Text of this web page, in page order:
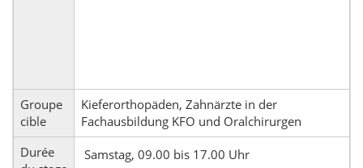
Groupe
cible
Kieferorthopäden, Zahnärzte in der
Fachausbildung KFO und Oralchirurgen
Durée
Samstag, 09.00 bis 17.00 Uhr